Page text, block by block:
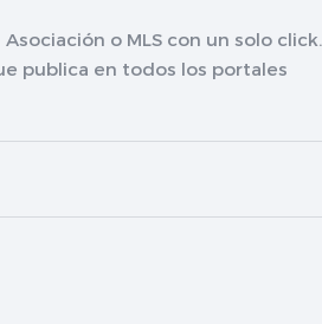
o MLS con un solo click.
publica en todos los portales